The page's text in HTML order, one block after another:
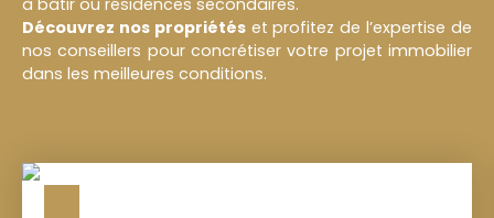
à bâtir ou résidences secondaires.
Découvrez nos propriétéset profitez de l’expertise de
nos conseillers pour concrétiser votre projet immobilier
dans les meilleures conditions.